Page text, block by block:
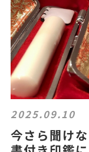
2025.09.10
今さら聞け